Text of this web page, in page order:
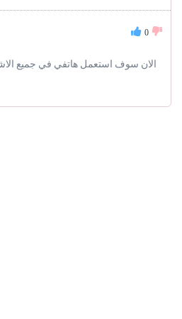
0
الان سوف استعمل هاتفي في جميع